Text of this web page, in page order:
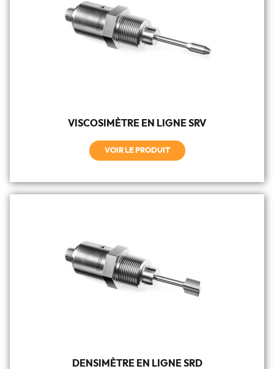
VISCOSIMÈTRE EN LIGNE SRV
VOIR LE PRODUIT
DENSIMÈTRE EN LIGNE SRD